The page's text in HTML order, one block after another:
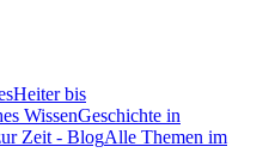
Heiter bis
WissenGeschichte in
Zeit - BlogAlle Themen im